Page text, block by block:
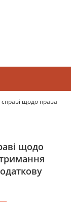
щодо права
щодо